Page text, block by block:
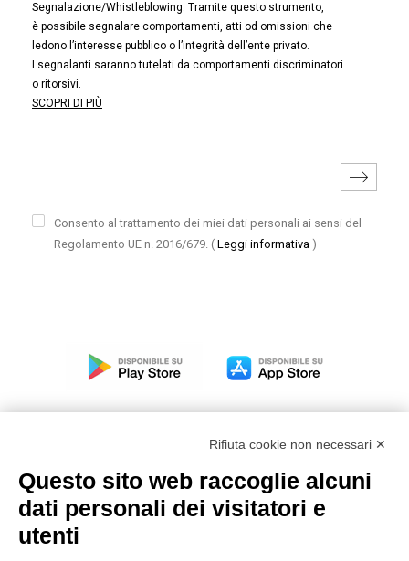
Segnalazione/Whistleblowing. Tramite questo strumento,
è possibile segnalare comportamenti, atti od omissioni che
ledono l’interesse pubblico o l’integrità dell’ente privato.
I segnalanti saranno tutelati da comportamenti discriminatori
o ritorsivi.
SCOPRI DI PIÙ
Consento al trattamento dei miei dati personali ai sensi del
Regolamento UE n. 2016/679. ( Leggi informativa )
Modello organizzativo, gestione e controllo – D. lgs.
231/2001
Rifiuta cookie non necessari ✕
Questo sito web raccoglie alcuni
dati personali dei visitatori e
utenti